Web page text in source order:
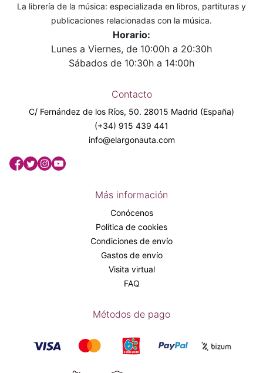
La librería de la música: especializada en libros, partituras y
publicaciones relacionadas con la música.
Horario:
Lunes a Viernes, de 10:00h a 20:30h
Sábados de 10:30h a 14:00h
Contacto
C/ Fernández de los Ríos, 50. 28015 Madrid (España)
(+34) 915 439 441
info@elargonauta.com
Más información
Conócenos
Política de cookies
Condiciones de envío
Gastos de envío
Visita virtual
FAQ
Métodos de pago